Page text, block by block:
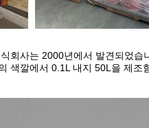
회사는 2000년에서 발견되었
색깔에서 0.1L 내지 50L을 제조